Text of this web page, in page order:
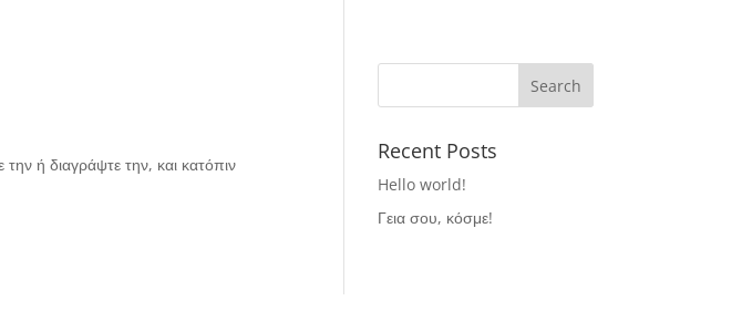
ή διαγράψτε την, και κατόπιν
Recent Posts
Hello world!
Γεια σου, κόσμε!